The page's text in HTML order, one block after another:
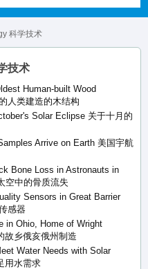
科学技术
技术
Human-built Wood
人类建造的木结构
Solar Eclipse 关于十月的
Arrive on Earth 美国宇航
Bone Loss in Astronauts in
空中的骨质流失
Sensors in Great Barrier
感器
in Ohio, Home of Wright
故乡俄亥俄州制造
Water Needs with Solar
用水需求